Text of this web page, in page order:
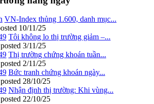
VN-Index thủng 1.600, danh mục...
10/11/25
Tôi không lo thị trường giảm –...
posted 3/11/25
Thị trường chứng khoán tuần...
posted 2/11/25
Bức tranh chứng khoán ngày...
posted 28/10/25
Nhận định thị trường: Khi vùng...
posted 22/10/25